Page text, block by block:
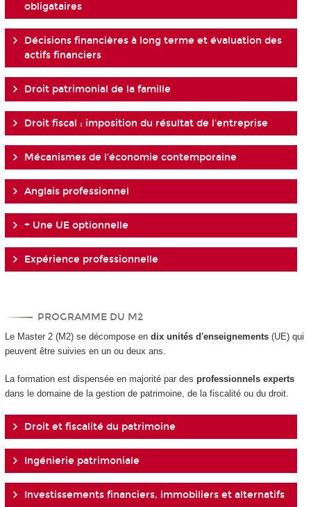
obligataires
Décisions financières à long terme et évaluation des
actifs financiers
Droit patrimonial de la famille
Droit fiscal : imposition du résultat de l'entreprise
Mécanismes de l'économie contemporaine
Anglais professionnel
+ Une UE optionnelle
Expérience professionnelle
PROGRAMME DU M2
Le Master 2 (M2) se décompose en dix unités d'enseignements(UE) qui
peuvent être suivies en un ou deux ans.
La formation est dispensée en majorité par des professionnels experts
dans le domaine de la gestion de patrimoine, de la fiscalité ou du droit.
Droit et fiscalité du patrimoine
Ingénierie patrimoniale
Investissements financiers, immobiliers et alternatifs